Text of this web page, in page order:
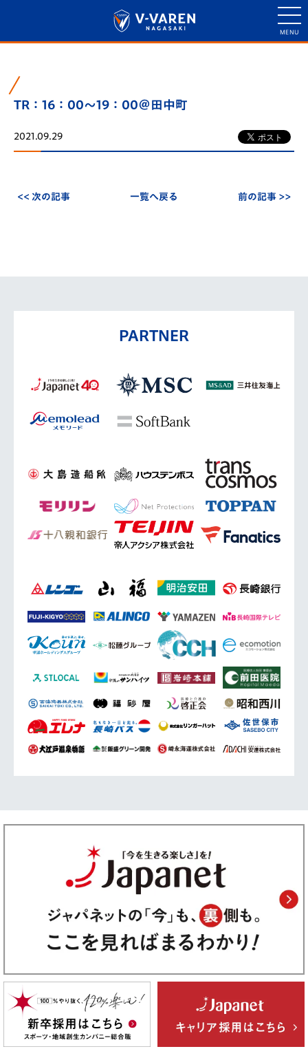
TR：16：00～19：00＠田中町
2021.09.29
<< 次の記事 一覧へ戻る 前の記事 >>
PARTNER